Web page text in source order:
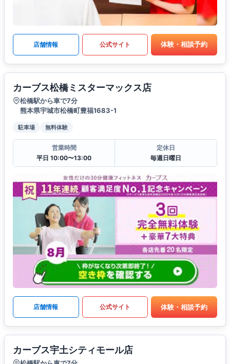
店舗情報 公式サイト 体験・相談予約
カーブス松橋ミスターマックス店
松橋駅から車で7分
熊本県宇城市松橋町豊福1683-1
駐車場 無料体験
営業時間
平日 10:00〜13:00
定休日
毎週日曜日
店舗情報 公式サイト 体験・相談予約
カーブス宇土シティモール店